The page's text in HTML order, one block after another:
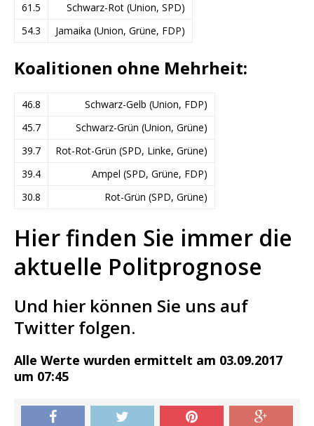
61.5
Schwarz-Rot (Union, SPD)
54.3
Jamaika (Union, Grüne, FDP)
Koalitionen ohne Mehrheit:
46.8
Schwarz-Gelb (Union, FDP)
45.7
Schwarz-Grün (Union, Grüne)
39.7
Rot-Rot-Grün (SPD, Linke, Grüne)
39.4
Ampel (SPD, Grüne, FDP)
30.8
Rot-Grün (SPD, Grüne)
Hier finden Sie immer die
aktuelle Politprognose
Und hier können Sie uns auf
Twitter folgen.
Alle Werte wurden ermittelt am 03.09.2017
um 07:45